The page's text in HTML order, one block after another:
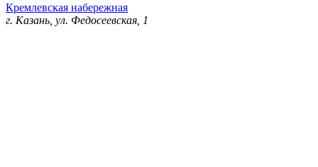
Кремлевская набережная
г. Казань, ул. Федосеевская, 1